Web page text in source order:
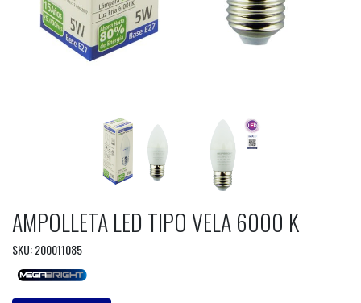
AMPOLLETA LED TIPO VELA 6000 K
SKU: 200011085